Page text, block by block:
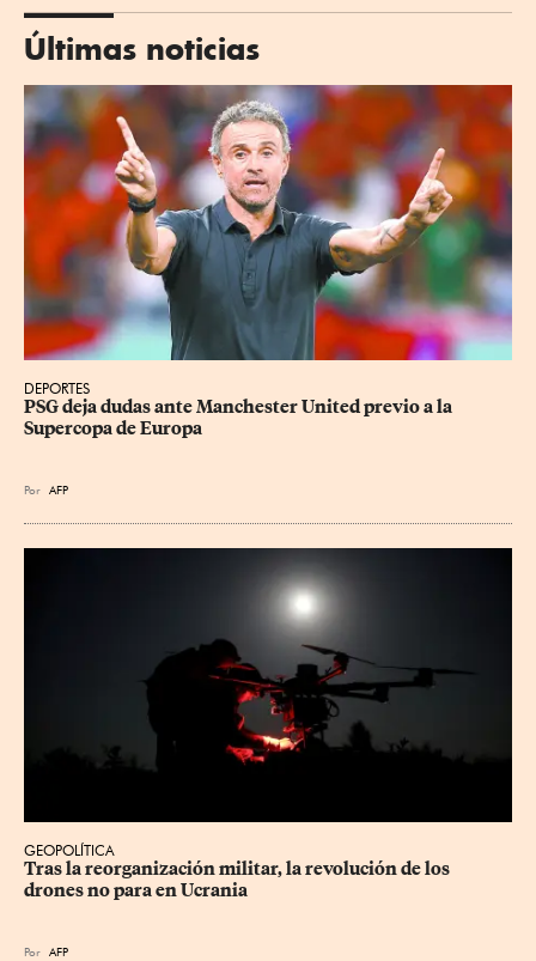
Últimas noticias
DEPORTES
PSG deja dudas ante Manchester United previo a la
Supercopa de Europa
Por AFP
GEOPOLÍTICA
Tras la reorganización militar, la revolución de los
drones no para en Ucrania
Por AFP